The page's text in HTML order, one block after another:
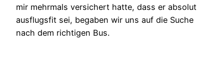
mir mehrmals versichert hatte, dass er absolut
ausflugsfit sei, begaben wir uns auf die Suche
nach dem richtigen Bus.